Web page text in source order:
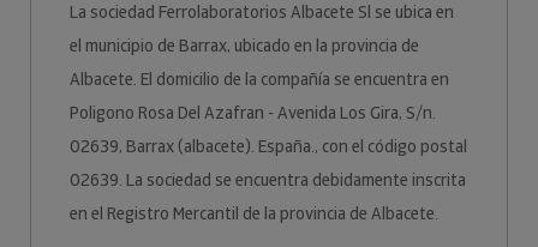
La sociedad Ferrolaboratorios Albacete Sl se ubica en
el municipio de Barrax, ubicado en la provincia de
Albacete. El domicilio de la compañía se encuentra en
Poligono Rosa Del Azafran - Avenida Los Gira, S/n.
02639, Barrax (albacete). España., con el código postal
02639. La sociedad se encuentra debidamente inscrita
en el Registro Mercantil de la provincia de Albacete.